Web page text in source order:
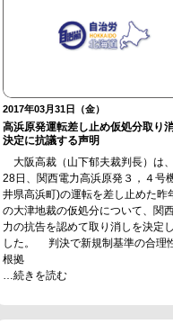
2017年03月31日（金）
高浜原発運転差し止め仮処分取り
決定に抗議する声明
大阪高裁（山下郁夫裁判長）は
28日、関西電力高浜原発３，４号
井県高浜町)の運転を差し止めた昨
の大津地裁の仮処分について、関
力の抗告を認めて取り消しを決定
した。 判決で新規制基準の合理
根拠
…続きを読む